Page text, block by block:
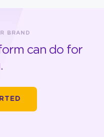
BRAND
can do for